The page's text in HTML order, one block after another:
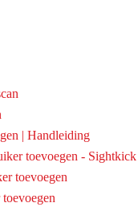
| Handleiding
toevoegen - Sightkick
toevoegen